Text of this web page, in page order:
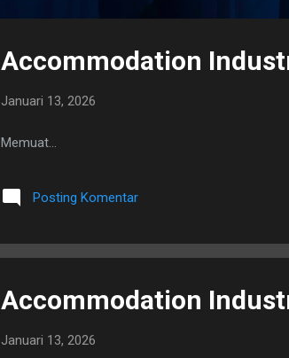
Accommodation
Januari 13, 2026
Memuat…
Posting Komentar
Accommodation
Januari 13, 2026